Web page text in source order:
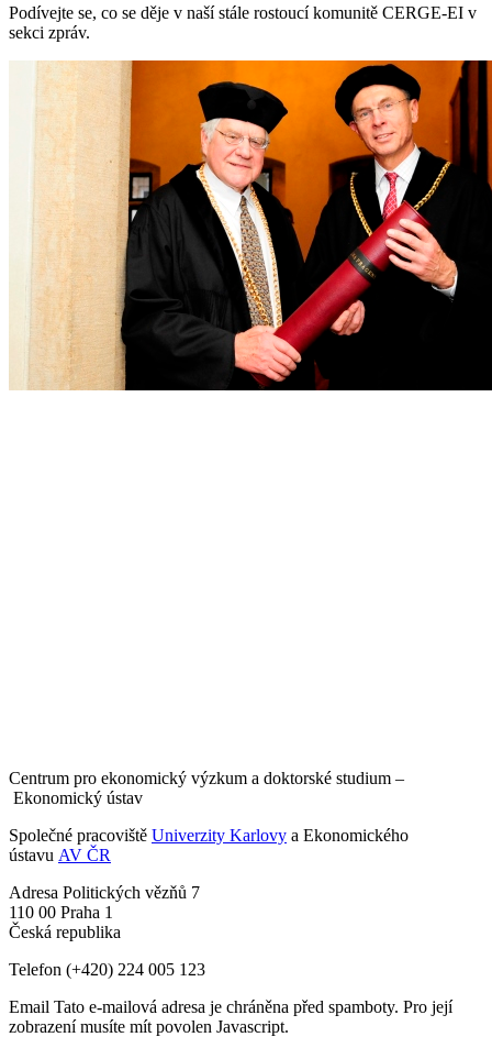
Podívejte se, co se děje v naší stále rostoucí komunitě CERGE-EI v
sekci zpráv.
Centrum pro ekonomický výzkum a doktorské studium –
Ekonomický ústav
Společné pracoviště Univerzity Karlovy a Ekonomického
ústavu AV ČR
Adresa Politických vězňů 7
110 00 Praha 1
Česká republika
Telefon (+420) 224 005 123
Email Tato e-mailová adresa je chráněna před spamboty. Pro její
zobrazení musíte mít povolen Javascript.